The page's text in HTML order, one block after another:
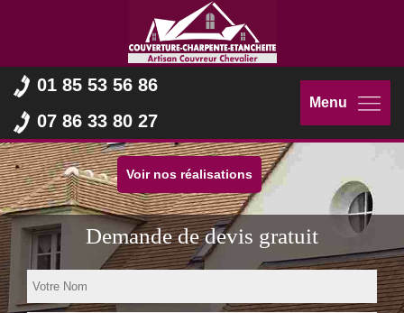
01 85 53 56 86
07 86 33 80 27
Menu
Voir nos réalisations
Demande de devis gratuit